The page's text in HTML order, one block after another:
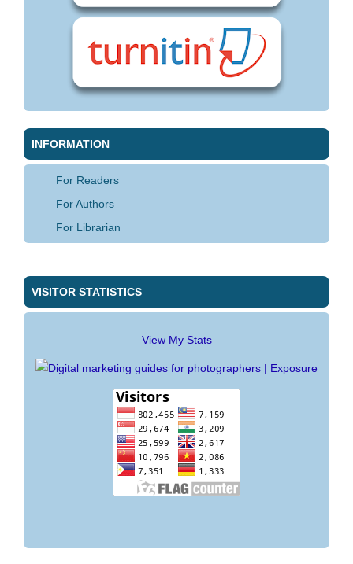
INFORMATION
For Readers
For Authors
For Librarian
VISITOR STATISTICS
View My Stats